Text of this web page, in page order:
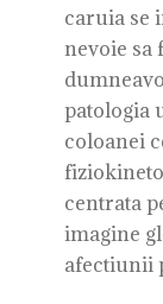
caruia se
nevoie sa
patologia
coloanei
centrata
imagine
afectiunii